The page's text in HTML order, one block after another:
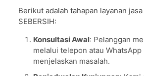
Berikut adalah tahapan layanan
SEBERSIH:
Konsultasi Awal: Pelanggan
melalui telepon atau WhatsApp
menjelaskan masalah.